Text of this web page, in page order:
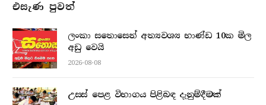
එසැණ පුව​ත්
ලංකා සතොසෙන් අත්‍යවශ්‍ය භාණ්ඩ 10ක මිල
අඩු වෙයි
2026-08-08
උසස් පෙළ විභාගය පිළිබඳ දැනුම්දීමක්